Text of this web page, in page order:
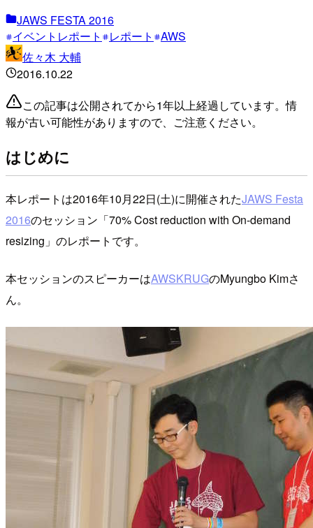
JAWS FESTA 2016
イベントレポート
レポート
AWS
佐々木 大輔
2016.10.22
この記事は公開されてから1年以上経過しています。情
報が古い可能性がありますので、ご注意ください。
はじめに
本レポートは2016年10月22日(土)に開催されたJAWS Festa
2016のセッション「70% Cost reduction with On-demand
resizing」のレポートです。
本セッションのスピーカーはAWSKRUGのMyungbo Kimさ
ん。